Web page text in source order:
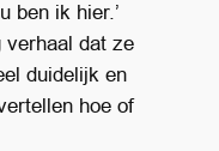
ben ik hier.’
verhaal dat ze
duidelijk en
hoe of